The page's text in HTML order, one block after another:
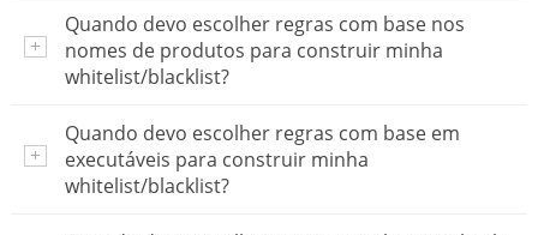
Quando devo escolher regras com base nos
nomes de produtos para construir minha
whitelist/blacklist?
Quando devo escolher regras com base em
executáveis para construir minha
whitelist/blacklist?